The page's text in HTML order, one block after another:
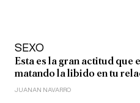
SEXO
Esta es la gran actitud que
matando la libido en tu
JUANAN NAVARRO